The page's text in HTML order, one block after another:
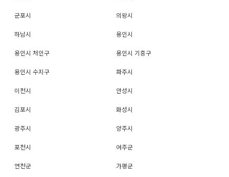
군포시 의왕시
하남시 용인시
용인시 처인구 용인시 기흥구
용인시 수지구 파주시
이천시 안성시
김포시 화성시
광주시 양주시
포천시 여주군
연천군 가평군